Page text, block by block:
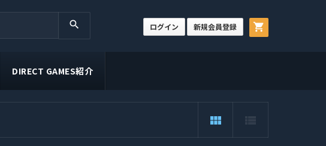
search shopping_cart
ログイン 新規会員登録
DIRECT GAMES紹介
view_module